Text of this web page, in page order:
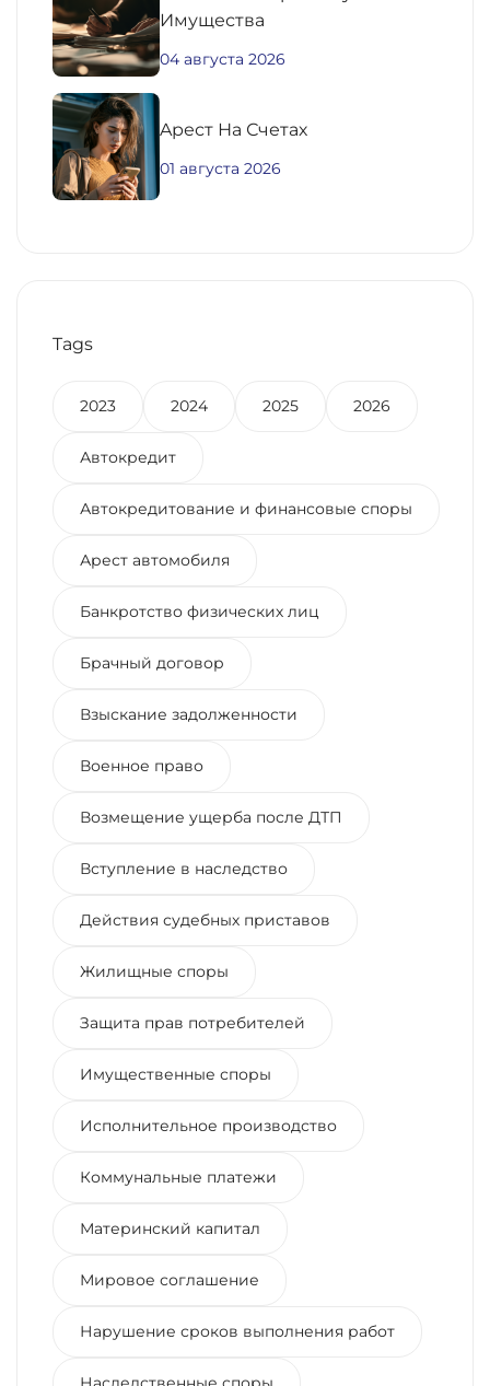
Имущества
04 августа 2026
Aрест На Счетах
01 августа 2026
Tags
2023 2024 2025 2026
Автокредит
Автокредитование и финансовые споры
Арест автомобиля
Банкротство физических лиц
Брачный договор
Взыскание задолженности
Военное право
Возмещение ущерба после ДТП
Вступление в наследство
Действия судебных приставов
Жилищные споры
Защита прав потребителей
Имущественные споры
Исполнительное производство
Коммунальные платежи
Материнский капитал
Мировое соглашение
Нарушение сроков выполнения работ